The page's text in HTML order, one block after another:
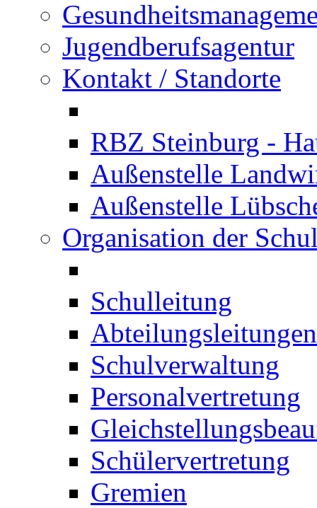
Jugendberufsagentur
Kontakt / Standorte
RBZ Steinburg -
Außenstelle
Außenstelle
Organisation der
Schulleitung
Abteilungsleitungen
Schulverwaltung
Personalvertretung
Schülervertretung
Gremien